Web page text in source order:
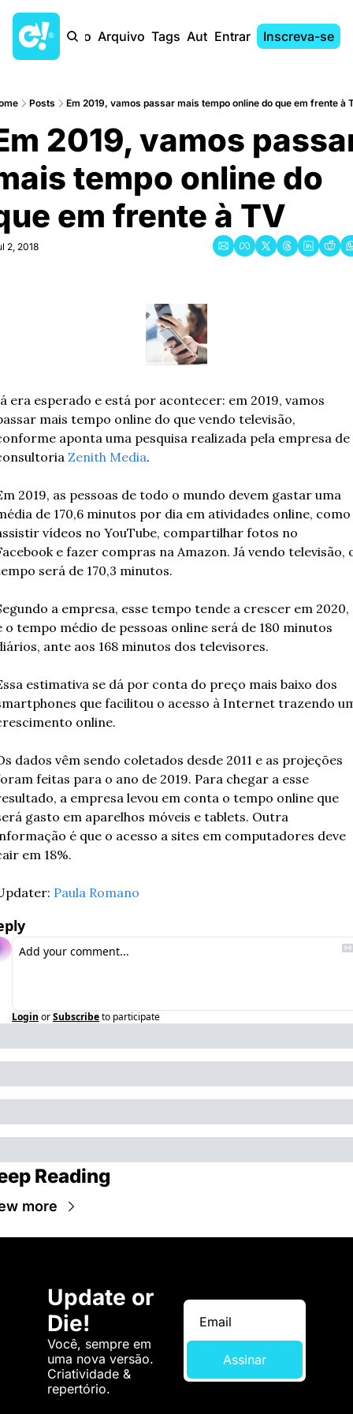
Início Arquivo Tags AutoresEntrar Inscreva-se
Posts Em 2019, vamos passar mais tempo online do que em frente à
2019, vamos
tempo online do
em frente à TV
2, 2018
era esperado e está por acontecer: em 2019, vamos
mais tempo online do que vendo televisão,
aponta uma pesquisa realizada pela empresa de
Zenith Media.
2019, as pessoas de todo o mundo devem gastar uma
de 170,6 minutos por dia em atividades online, como
vídeos no YouTube, compartilhar fotos no
e fazer compras na Amazon. Já vendo televisão,
será de 170,3 minutos.
a empresa, esse tempo tende a crescer em 2020,
o tempo médio de pessoas online será de 180 minutos
ante aos 168 minutos dos televisores.
estimativa se dá por conta do preço mais baixo dos
que facilitou o acesso à Internet trazendo
online.
dados vêm sendo coletados desde 2011 e as projeções
feitas para o ano de 2019. Para chegar a esse
a empresa levou em conta o tempo online que
gasto em aparelhos móveis e tablets. Outra
é que o acesso a sites em computadores deve
em 18%.
Paula Romano
Login orSubscribeto participate
Reading
more
Update or
Die!
Você, sempre em
uma nova versão.
Criatividade &
repertório.
Assinar